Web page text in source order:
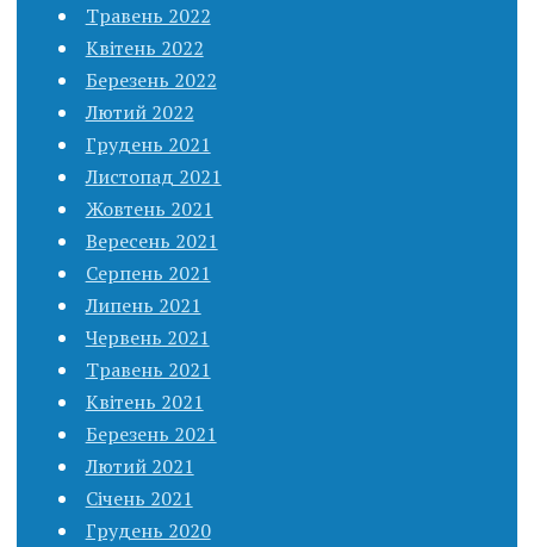
Травень 2022
Квітень 2022
Березень 2022
Лютий 2022
Грудень 2021
Листопад 2021
Жовтень 2021
Вересень 2021
Серпень 2021
Липень 2021
Червень 2021
Травень 2021
Квітень 2021
Березень 2021
Лютий 2021
Січень 2021
Грудень 2020